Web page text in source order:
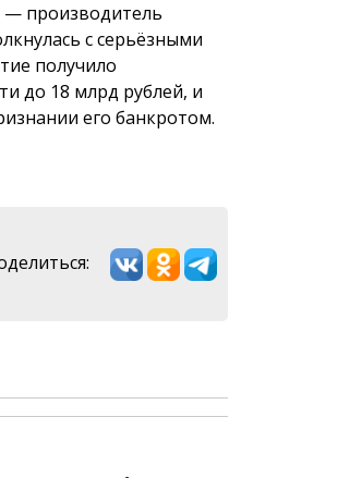
— производитель
с серьёзными
получило
до 18 млрд рублей, и
его банкротом.